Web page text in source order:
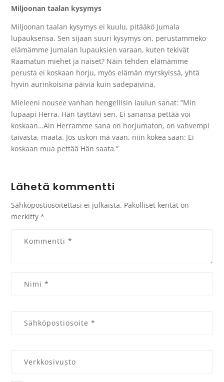
Miljoonan taalan kysymys
Miljoonan taalan kysymys ei kuulu, pitääkö Jumala
lupauksensa. Sen sijaan suuri kysymys on, perustammeko
elämämme Jumalan lupauksien varaan, kuten tekivät
Raamatun miehet ja naiset? Näin tehden elämämme
perusta ei koskaan horju, myös elämän myrskyissä, yhtä
hyvin aurinkoisina päiviä kuin sadepäivinä.
Mieleeni nousee vanhan hengellisin laulun sanat: ”Min
lupaapi Herra, Hän täyttävi sen, Ei sanansa pettää voi
koskaan…Ain Herramme sana on horjumaton, on vahvempi
taivasta, maata. Jos uskon mä vaan, niin kokea saan: Ei
koskaan mua pettää Hän saata.”
Lähetä kommentti
Sähköpostiosoitettasi ei julkaista. Pakolliset kentät on
merkitty*